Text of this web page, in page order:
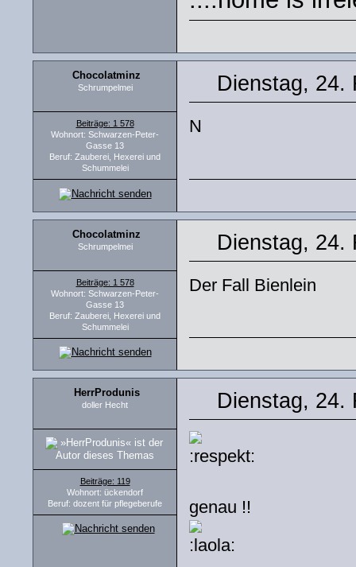
Chocolatminz
Schrumpelmei
Beiträge: 1 578
Wohnort: Schwarzen-Peter-
Gasse 13
Beruf: Zauberei, Hexerei und
Schummelei
Dienstag, 24.
N
Chocolatminz
Schrumpelmei
Beiträge: 1 578
Wohnort: Schwarzen-Peter-
Gasse 13
Beruf: Zauberei, Hexerei und
Schummelei
Dienstag, 24.
Der Fall Bienlein
HerrProdunis
doller Hecht
Beiträge: 119
Wohnort: ückendorf
Beruf: dozent für pflegeberufe
Dienstag, 24.
genau !!